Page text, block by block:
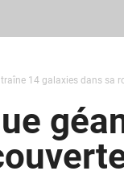
14 galaxies dans sa